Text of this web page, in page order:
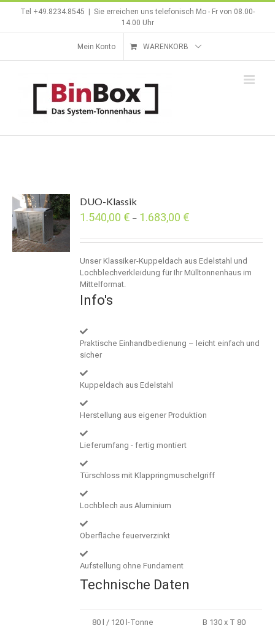
Tel +49.8234.8545
Sie erreichen uns telefonisch Mo - Fr von 08.00-
14.00 Uhr
Mein Konto WARENKORB
DUO-Klassik
1.540,00 € – 1.683,00 €
Unser Klassiker-Kuppeldach aus Edelstahl und
Lochblechverkleidung für Ihr Mülltonnenhaus im
Mittelformat.
Info's
Praktische Einhandbedienung – leicht einfach und
sicher
Kuppeldach aus Edelstahl
Herstellung aus eigener Produktion
Lieferumfang - fertig montiert
Türschloss mit Klappringmuschelgriff
Lochblech aus Aluminium
Oberfläche feuerverzinkt
Aufstellung ohne Fundament
Technische Daten
80 l / 120 l-Tonne
B 130 x T 80